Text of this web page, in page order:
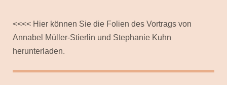
<<<< Hier können Sie die Folien des Vortrags von
Annabel Müller-Stierlin und Stephanie Kuhn
herunterladen.